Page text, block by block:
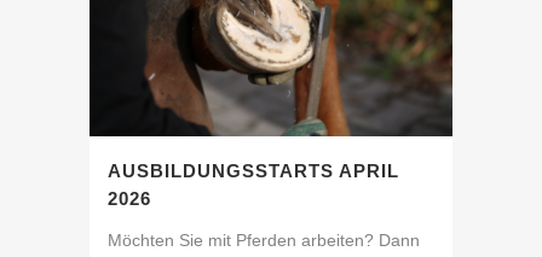
AUSBILDUNGSSTARTS APRIL
2026
Möchten Sie mit Pferden arbeiten? Dann